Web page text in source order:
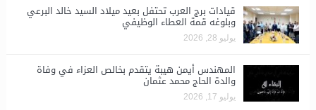
قيادات برج العرب تحتفل بعيد ميلاد السيد خالد البرعي
وبلوغه قمة العطاء الوظيفي
يوليو 28, 2026
المهندس أيمن هيبة يتقدم بخالص العزاء في وفاة
والدة الحاج محمد عثمان
يوليو 17, 2026